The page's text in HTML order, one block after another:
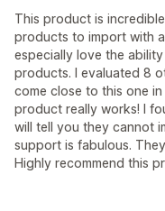
This product is
products to import with
especially love the
products. I evaluated 8
come close to this one
product really works! I
will tell you they cannot
support is fabulous.
Highly recommend this